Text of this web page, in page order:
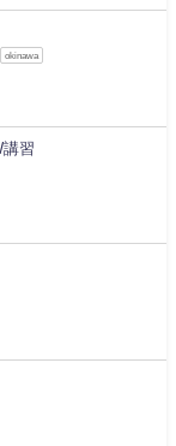
okinawa
習